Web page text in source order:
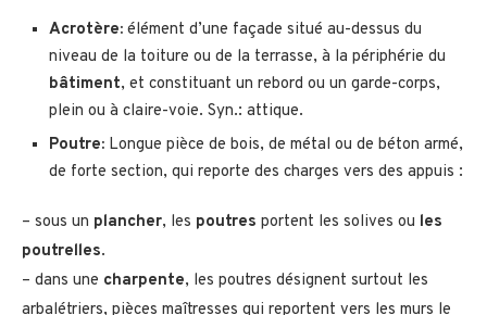
Acrotère: élément d’une façade situé au-dessus du
niveau de la toiture ou de la terrasse, à la périphérie du
bâtiment, et constituant un rebord ou un garde-corps,
plein ou à claire-voie. Syn.: attique.
Poutre: Longue pièce de bois, de métal ou de béton armé,
de forte section, qui reporte des charges vers des appuis :
– sous un plancher, les poutres portent les solives ou les
poutrelles.
– dans une charpente, les poutres désignent surtout les
arbalétriers, pièces maîtresses qui reportent vers les murs le